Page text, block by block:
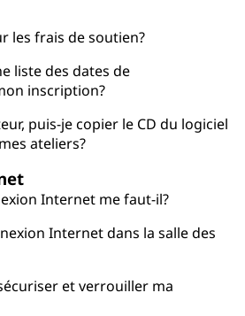
les frais de soutien?
liste des dates de
inscription?
puis-je copier le CD du logiciel
ateliers?
Internet me faut-il?
Internet dans la salle des
et verrouiller ma